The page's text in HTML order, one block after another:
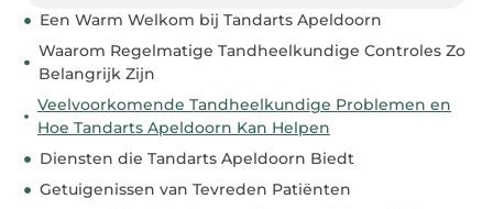
Een Warm Welkom bij Tandarts Apeldoorn
Waarom Regelmatige Tandheelkundige Controles Zo
Belangrijk Zijn
Veelvoorkomende Tandheelkundige Problemen en
Hoe Tandarts Apeldoorn Kan Helpen
Diensten die Tandarts Apeldoorn Biedt
Getuigenissen van Tevreden Patiënten